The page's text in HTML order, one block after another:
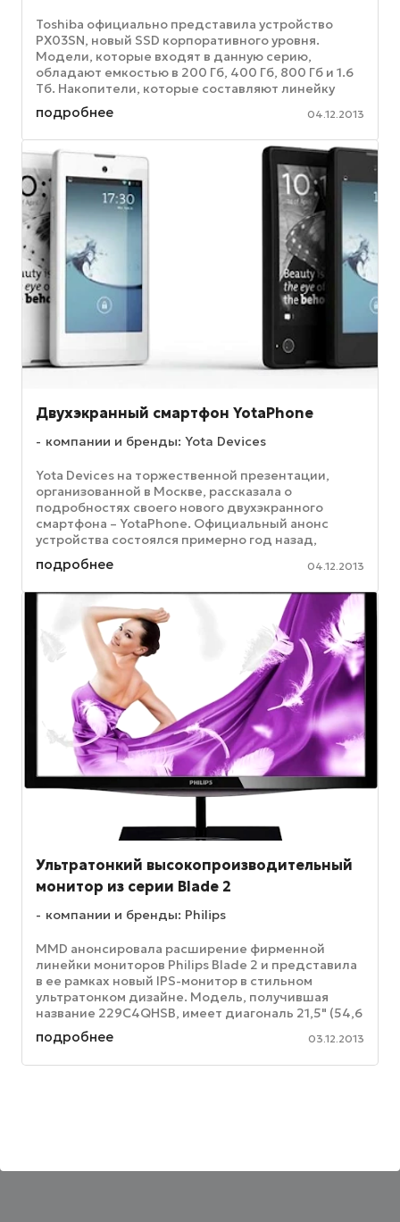
Toshiba официально представила устройство
PX03SN, новый SSD корпоративного уровня.
Модели, которые входят в данную серию,
обладают емкостью в 200 Гб, 400 Гб, 800 Гб и 1.6
Тб. Накопители, которые составляют линейку
PX03SNx, имеют в своей основе ...
подробнее 04.12.2013
Двухэкранный смартфон YotaPhone
компании и бренды: Yota Devices
Yota Devices на торжественной презентации,
организованной в Москве, рассказала о
подробностях своего нового двухэкранного
смартфона – YotaPhone. Официальный анонс
устройства состоялся примерно год назад,
теперь же оно совсем скоро должно поступить в
...
подробнее 04.12.2013
Ультратонкий высокопроизводительный
монитор из серии Blade 2
компании и бренды: Philips
MMD анонсировала расширение фирменной
линейки мониторов Philips Blade 2 и представила
в ее рамках новый IPS-монитор в стильном
ультратонком дизайне. Модель, получившая
название 229C4QHSB, имеет диагональ 21,5" (54,6
см), поддерживает Full HD ...
подробнее 03.12.2013